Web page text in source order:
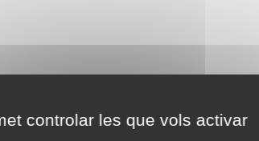
controlar les que vols activar